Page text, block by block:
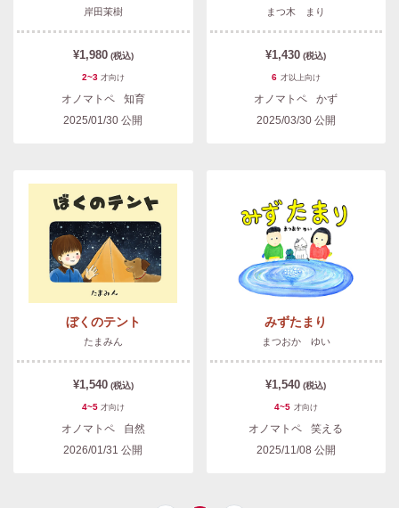
岸田茉樹
¥1,980 (税込)
2~3 才向け
オノマトペ
知育
2025/01/30 公開
まつ木 まり
¥1,430 (税込)
6 才以上向け
オノマトペ
かず
2025/03/30公開
ぼくのテント
たまみん
¥1,540 (税込)
4~5 才向け
オノマトペ
自然
2026/01/31 公開
みずたまり
まつおか ゆい
¥1,540 (税込)
4~5 才向け
オノマトペ
笑える
2025/11/08 公開